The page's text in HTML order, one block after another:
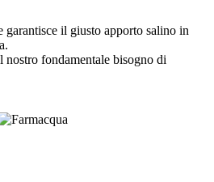
garantisce il giusto apporto salino in
nostro fondamentale bisogno di